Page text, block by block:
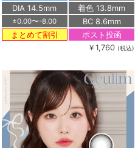
DIA 14.5mm
着色 13.8mm
±0.00〜-8.00
BC 8.6mm
まとめて割引
ポスト投函
￥1,760 (税込)